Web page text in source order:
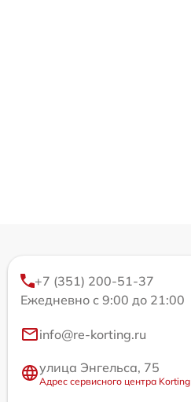
+7 (351) 200-51-37
Ежедневно с 9:00 до 21:00
info@re-korting.ru
улица Энгельса, 75
Адрес сервисного центра Korting